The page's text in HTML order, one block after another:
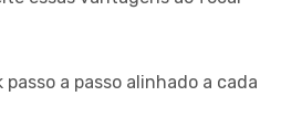
a passo alinhado a cada